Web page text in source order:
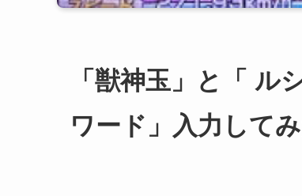
「獣神玉」と「 ル
ワード」入力して